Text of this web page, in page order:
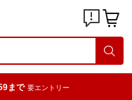
まで 要エントリー